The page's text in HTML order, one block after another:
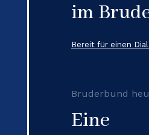
im
Bereit für einen
Bruderbund
Eine